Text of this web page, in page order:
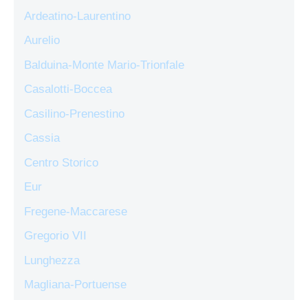
Ardeatino-Laurentino
Aurelio
Balduina-Monte Mario-Trionfale
Casalotti-Boccea
Casilino-Prenestino
Cassia
Centro Storico
Eur
Fregene-Maccarese
Gregorio VII
Lunghezza
Magliana-Portuense